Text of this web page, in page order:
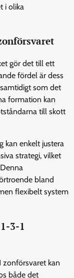
i olika
gör det till ett
fördel är dess
som det
formation kan
till skott
kan enkelt justera
strategi, vilket
bland
flexibelt system
3-1
zonförsvaret kan
både det